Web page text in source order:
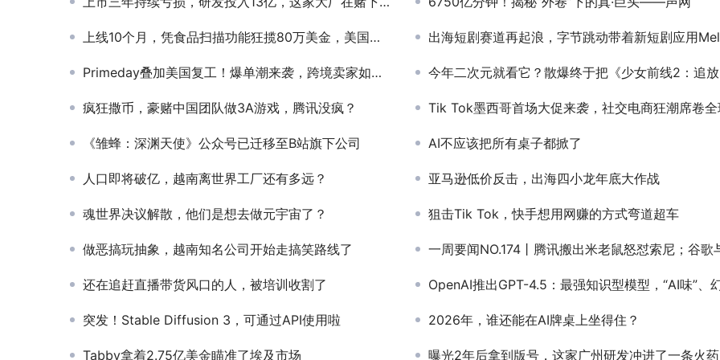
上线10个月，凭食品扫描功能狂揽80万美金，美国人的小众健康需求又被验证了？ 出海短剧赛道再起浪，字节跳动带着新短剧应用Melolo来了
Primeday叠加美国复工！爆单潮来袭，跨境卖家如何备战快速吸金？ 今年二次元就看它？散爆终于把《少女前线2：追放》拿出来了！
疯狂撒币，豪赌中国团队做3A游戏，腾讯没疯？ Tik Tok墨西哥首场大促来袭，社交电商狂潮席卷
《雏蜂：深渊天使》公众号已迁移至B站旗下公司 AI不应该把所有桌子都掀了
人口即将破亿，越南离世界工厂还有多远？ 亚马逊低价反击，出海四小龙年底大作战
魂世界决议解散，他们是想去做元宇宙了？ 狙击Tik Tok，快手想用网赚的方式弯道超车
做恶搞玩抽象，越南知名公司开始走搞笑路线了 一周要闻NO.174丨腾讯搬出米老鼠怒怼索尼；谷歌与Epic达成和解；亚马逊头部品牌流向速卖通；昆仑万维全新SkyReels
还在追赶直播带货风口的人，被培训收割了 OpenAI推出GPT-4.5：最强知识型模型，“AI味”、幻觉大幅减
突发！Stable Diffusion 3，可通过API使用啦 2026年，谁还能在AI牌桌上坐得住？
Tabby拿着2.75亿美金瞄准了埃及市场 曝光2年后拿到版号，这家广州研发冲进了一条火药味十足的赛道